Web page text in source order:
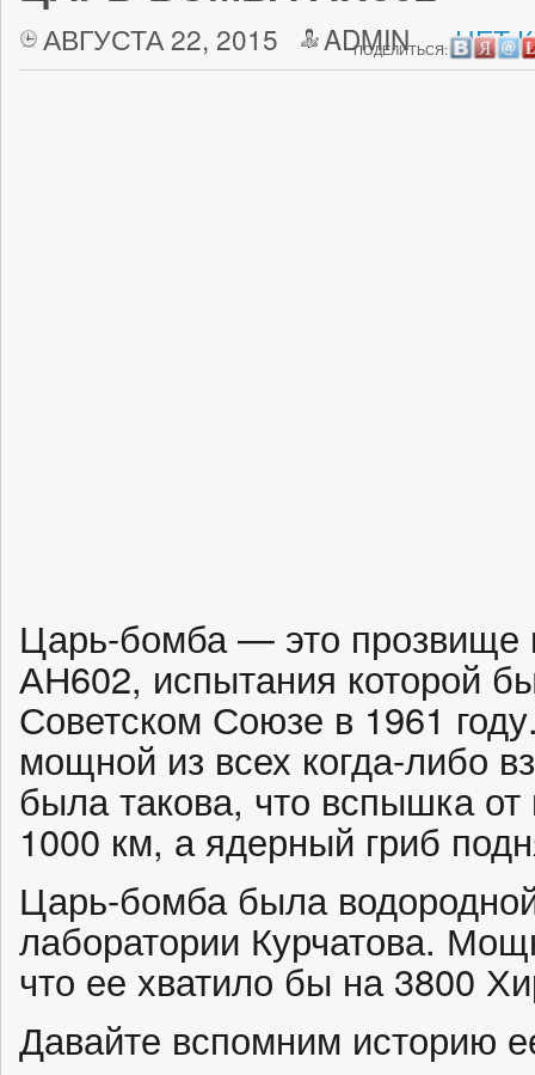
АВГУСТА 22, 2015 ADMIN НЕТ
ПОДЕЛИТЬСЯ:
Царь-бомба — это прозвище
АН602, испытания которой
Советском Союзе в 1961
мощной из всех когда-либо
была такова, что вспышка
1000 км, а ядерный гриб
Царь-бомба была
лаборатории Курчатова.
что ее хватило бы на 3800
Давайте вспомним историю